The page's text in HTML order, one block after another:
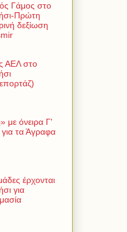
Γάμος στο
Πρώτη
δεξίωση
ΑΕΛ στο
με όνειρα Γ'
για τα Άγραφα
έρχονται
για